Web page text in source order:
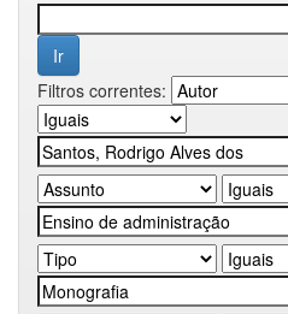
Filtros correntes: